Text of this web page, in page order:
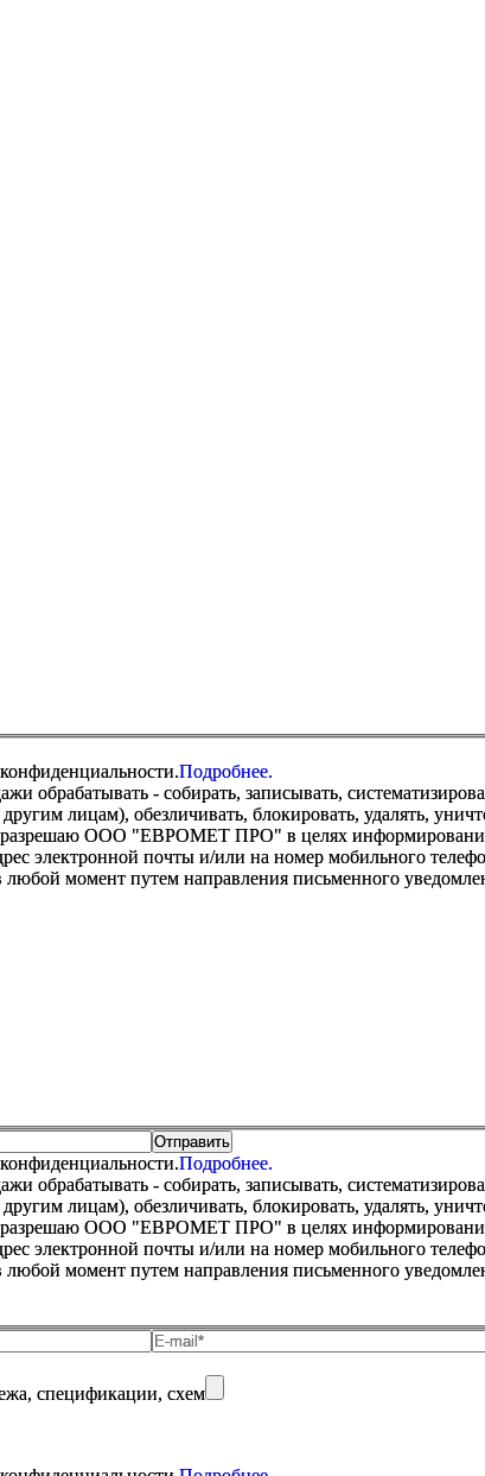
Подробнее.
- собирать, записывать,
другим лицам), обезличивать, блокировать, удалять,
ООО "ЕВРОМЕТ ПРО" в целях информирования
электронной почты и/или на номер мобильного
момент путем направления письменного
Подробнее.
- собирать, записывать,
другим лицам), обезличивать, блокировать, удалять,
ООО "ЕВРОМЕТ ПРО" в целях информирования
электронной почты и/или на номер мобильного
момент путем направления письменного
спецификации, схем